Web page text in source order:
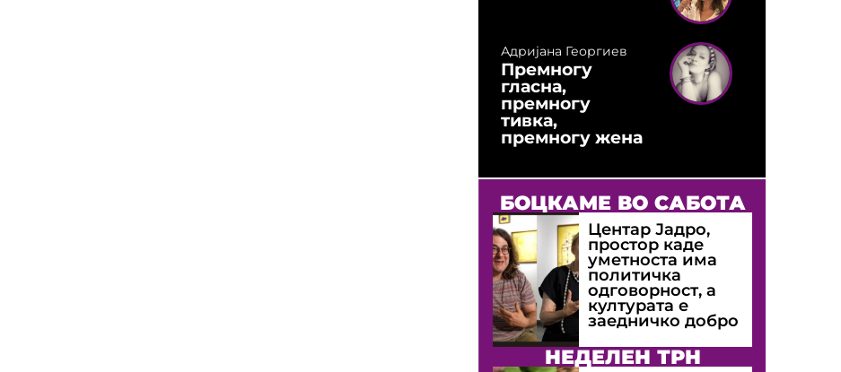
Адријана Георгиев
Премногу
гласна,
премногу
тивка,
премногу жена
БОЦКАМЕ ВО САБОТА
Центар Јадро,
простор каде
уметноста има
политичка
одговорност, а
културата е
заедничко добро
НЕДЕЛЕН ТРН